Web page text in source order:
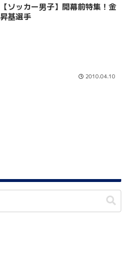
【ソッカー男子】開幕前特集！金
昇基選手
2010.04.10